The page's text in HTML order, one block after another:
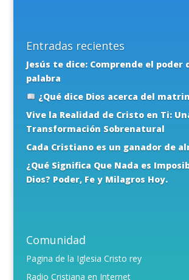
Entradas recientes
Jesús te dice: Comprende el poder
palabra
¿Qué dice Dios acerca del
Vive la Realidad de Cristo en Ti:
Transformación Sobrenatural
Cada Cristiano es un ganador de
¿Qué Significa Que Nada es
Dios? Poder, Fe y Milagros Hoy.
Comunidad
Pagina de la Iglesia Cristo rey
Radio Cristiana en Internet